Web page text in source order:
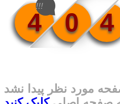
4 0 4
!!!
مورد نظر پیدا نشد